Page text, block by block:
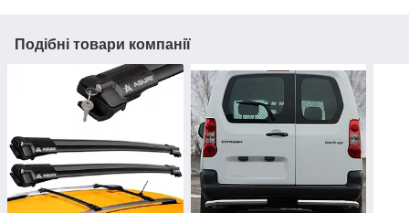
Подібні товари компанії